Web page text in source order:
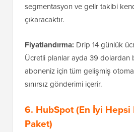
segmentasyon ve gelir takibi
çıkaracaktır.
Fiyatlandırma: Drip 14 günlük
Ücretli planlar ayda 39 dolardan
aboneniz için tüm gelişmiş
sınırsız gönderimi içerir.
6. HubSpot(En İyi Hepsi
Paket)